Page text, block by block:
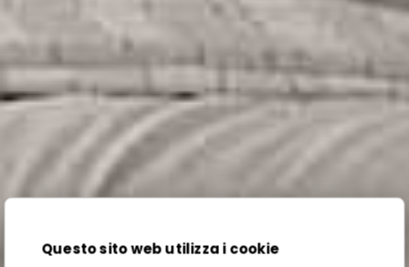
Questo sito web utilizza i cookie